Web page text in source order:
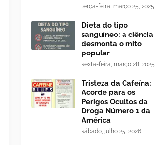
terça-feira, março 25, 2025
Dieta do tipo
sanguíneo: a ciência
desmonta o mito
popular
sexta-feira, março 28, 2025
Tristeza da Cafeína:
Acorde para os
Perigos Ocultos da
Droga Número 1 da
América
sábado, julho 25, 2026